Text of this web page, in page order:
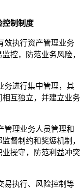
制制度
效执行资产管理业务
控，防范业务风险，
务进行集中管理，其
互独立，并建立业务
管理业务人员管理和
督制约和奖惩机制，
操守，防范利益冲突
易执行、风险控制等